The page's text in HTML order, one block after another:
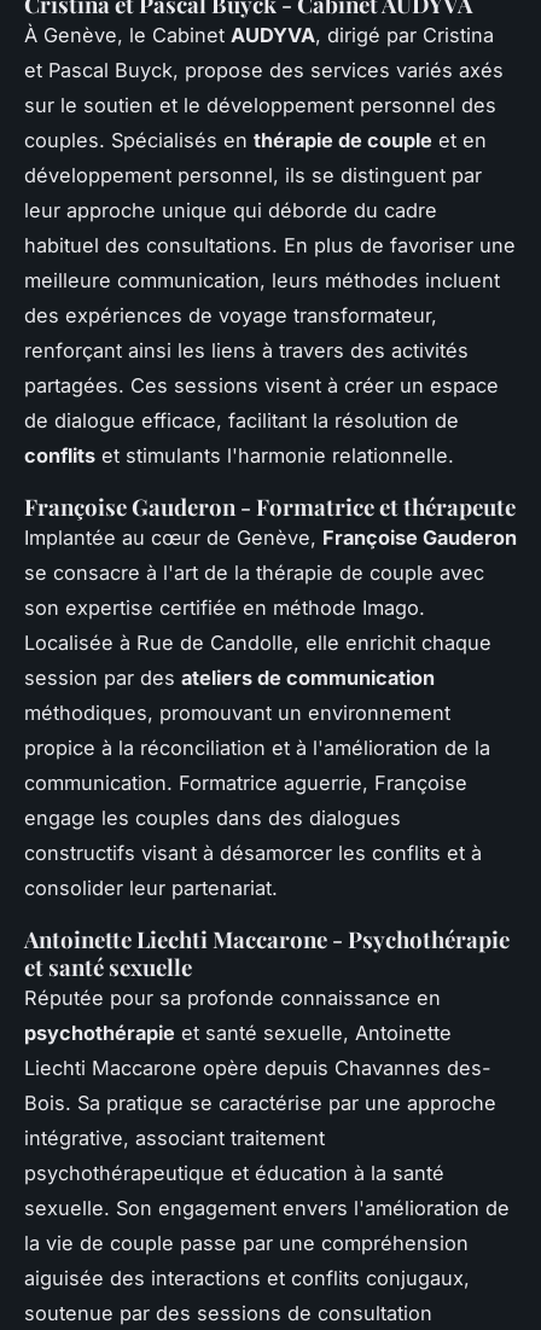
À Genève, le Cabinet AUDYVA, dirigé par Cristina
et Pascal Buyck, propose des services variés axés
sur le soutien et le développement personnel des
couples. Spécialisés en thérapie de couple et en
développement personnel, ils se distinguent par
leur approche unique qui déborde du cadre
habituel des consultations. En plus de favoriser une
meilleure communication, leurs méthodes incluent
des expériences de voyage transformateur,
renforçant ainsi les liens à travers des activités
partagées. Ces sessions visent à créer un espace
de dialogue efficace, facilitant la résolution de
conflits et stimulants l'harmonie relationnelle.
Françoise Gauderon - Formatrice et thérapeute
Implantée au cœur de Genève, Françoise Gauderon
se consacre à l'art de la thérapie de couple avec
son expertise certifiée en méthode Imago.
Localisée à Rue de Candolle, elle enrichit chaque
session par des ateliers de communication
méthodiques, promouvant un environnement
propice à la réconciliation et à l'amélioration de la
communication. Formatrice aguerrie, Françoise
engage les couples dans des dialogues
constructifs visant à désamorcer les conflits et à
consolider leur partenariat.
Antoinette Liechti Maccarone - Psychothérapie
et santé sexuelle
Réputée pour sa profonde connaissance en
psychothérapie et santé sexuelle, Antoinette
Liechti Maccarone opère depuis Chavannes des-
Bois. Sa pratique se caractérise par une approche
intégrative, associant traitement
psychothérapeutique et éducation à la santé
sexuelle. Son engagement envers l'amélioration de
la vie de couple passe par une compréhension
aiguisée des interactions et conflits conjugaux,
soutenue par des sessions de consultation